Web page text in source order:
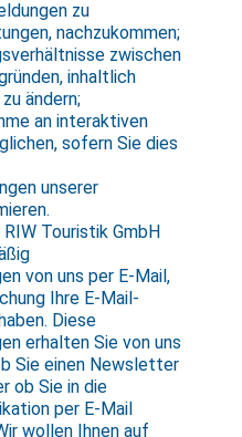
zu
nachzukommen;
zwischen
inhaltlich
ändern;
an interaktiven
sofern Sie dies
unserer
Touristik GmbH
von uns per E-Mail,
Ihre E-Mail-
Diese
erhalten Sie von uns
Sie einen Newsletter
ob Sie in die
per E-Mail
wollen Ihnen auf